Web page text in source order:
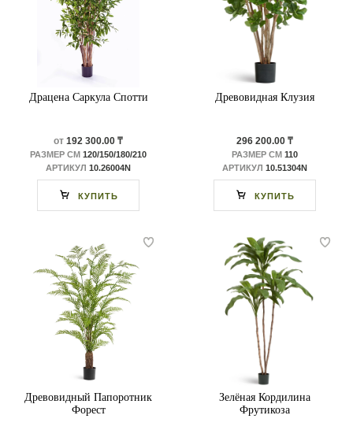
Драцена Саркула Спотти
от 192 300.00 ₸
РАЗМЕР СМ 120/150/180/210
АРТИКУЛ 10.26004N
КУПИТЬ
Древовидная Клузия
296 200.00 ₸
РАЗМЕР СМ 110
АРТИКУЛ 10.51304N
КУПИТЬ
Древовидный Папоротник
Форест
Зелёная Кордилина
Фрутикоза